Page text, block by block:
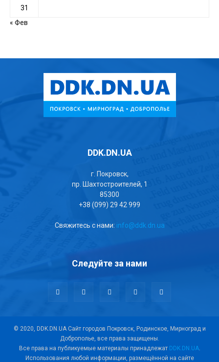
31
« Фев
DDK.DN.UA
г. Покровск,
пр. Шахтостроителей, 1
85300
+38 (099) 29 42 999
Свяжитесь с нами: info@ddk.dn.ua
Следуйте за нами
© 2020, DDK.DN.UA Сайт городов Покровск, Родинское, Мирноград и
Доброполье, все права защищены.
Все права на публикуемые материалы принадлежат DDK.DN.UA.
Использования любой информации, размещённой на сайте